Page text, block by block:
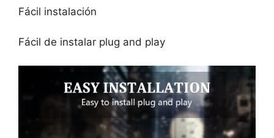
Fácil instalación
Fácil de instalar plug and play